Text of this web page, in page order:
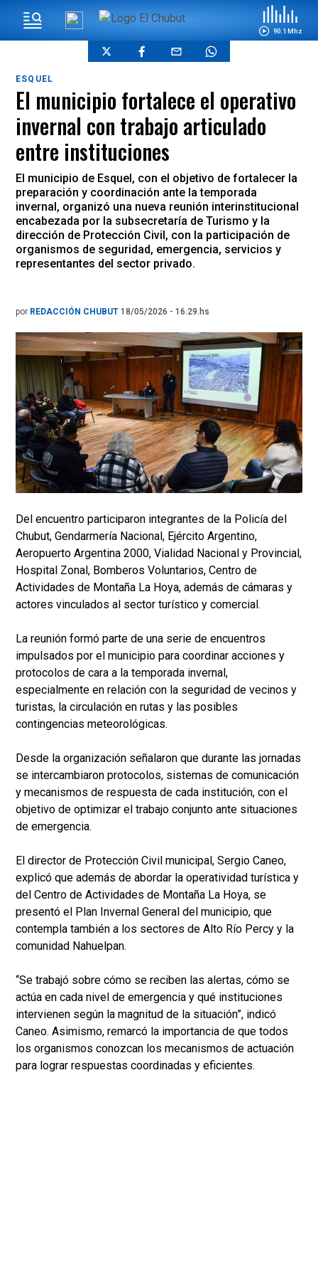
90.1 Mhz
ESQUEL
El municipio fortalece el operativo
invernal con trabajo articulado
entre instituciones
El municipio de Esquel, con el objetivo de fortalecer la
preparación y coordinación ante la temporada
invernal, organizó una nueva reunión interinstitucional
encabezada por la subsecretaría de Turismo y la
dirección de Protección Civil, con la participación de
organismos de seguridad, emergencia, servicios y
representantes del sector privado.
por REDACCIÓN CHUBUT 18/05/2026 - 16.29.hs
Del encuentro participaron integrantes de la Policía del
Chubut, Gendarmería Nacional, Ejército Argentino,
Aeropuerto Argentina 2000, Vialidad Nacional y Provincial,
Hospital Zonal, Bomberos Voluntarios, Centro de
Actividades de Montaña La Hoya, además de cámaras y
actores vinculados al sector turístico y comercial.
La reunión formó parte de una serie de encuentros
impulsados por el municipio para coordinar acciones y
protocolos de cara a la temporada invernal,
especialmente en relación con la seguridad de vecinos y
turistas, la circulación en rutas y las posibles
contingencias meteorológicas.
Desde la organización señalaron que durante las jornadas
se intercambiaron protocolos, sistemas de comunicación
y mecanismos de respuesta de cada institución, con el
objetivo de optimizar el trabajo conjunto ante situaciones
de emergencia.
El director de Protección Civil municipal, Sergio Caneo,
explicó que además de abordar la operatividad turística y
del Centro de Actividades de Montaña La Hoya, se
presentó el Plan Invernal General del municipio, que
contempla también a los sectores de Alto Río Percy y la
comunidad Nahuelpan.
“Se trabajó sobre cómo se reciben las alertas, cómo se
actúa en cada nivel de emergencia y qué instituciones
intervienen según la magnitud de la situación”, indicó
Caneo. Asimismo, remarcó la importancia de que todos
los organismos conozcan los mecanismos de actuación
para lograr respuestas coordinadas y eficientes.